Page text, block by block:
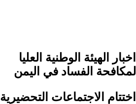
اخبار الهيئة الوطنية العليا
لمكافحة الفساد في اليمن
اختتام الاجتماعات التحضيرية